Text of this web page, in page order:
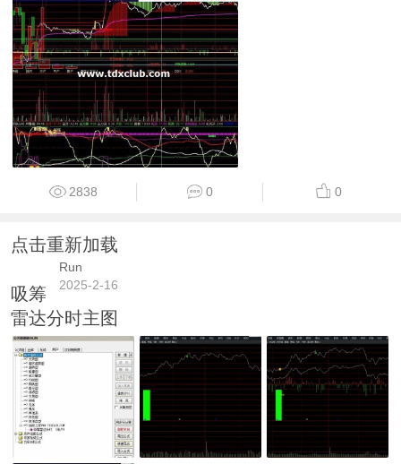
2838 0 0
点击重新加载
Run
2025-2-16
吸筹
雷达分时主图